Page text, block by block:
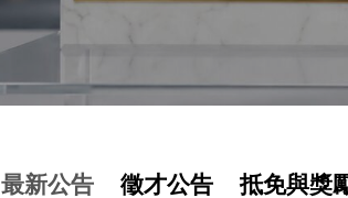
最新公告 徵才公告 抵免與獎